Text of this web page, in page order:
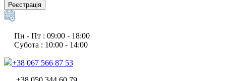
Реєстрація
Пн - Пт : 09:00 - 18:00
Субота : 10:00 - 14:00
+38 067 566 87 53